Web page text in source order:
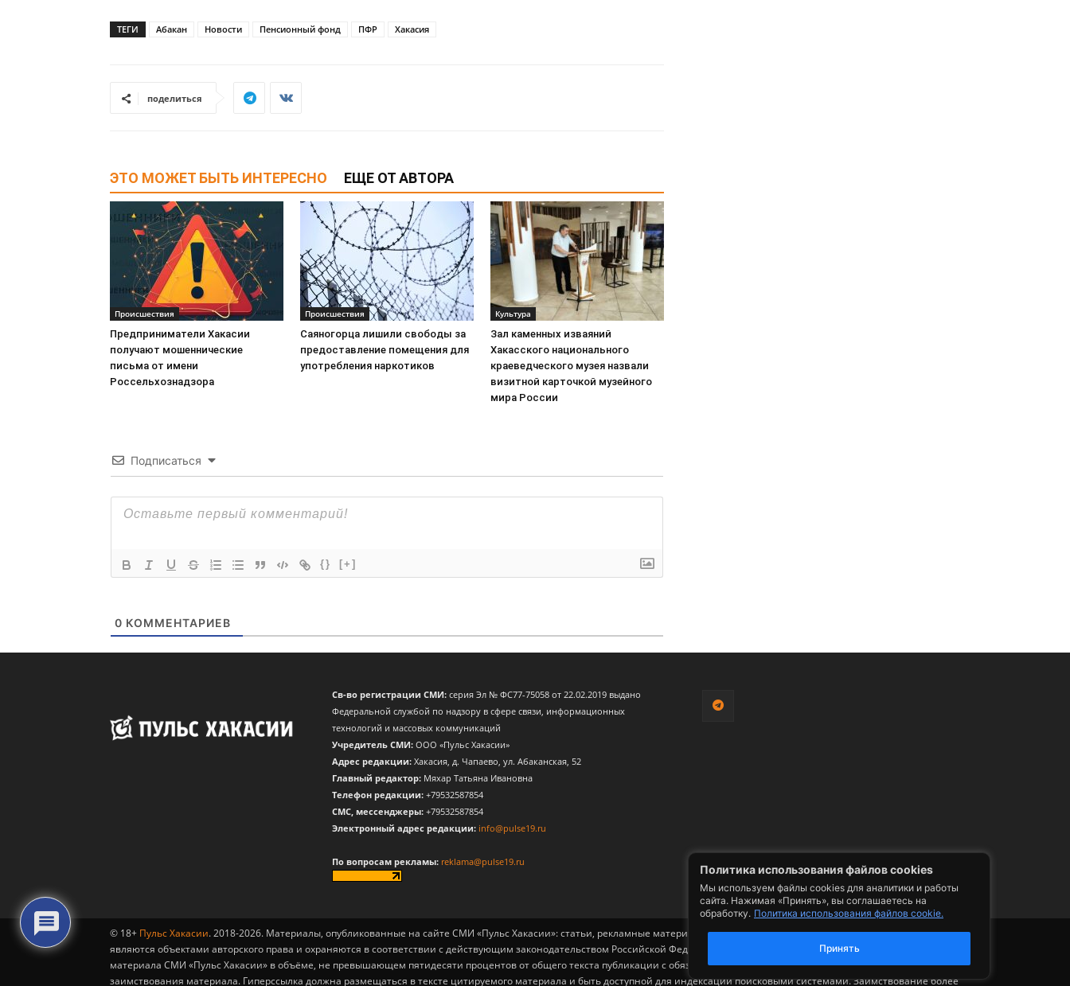
Политика использования файлов cookies
Мы используем файлы cookies для аналитики и работы
сайта. Нажимая «Принять», вы соглашаетесь на
обработку. Политика использования файлов cookie.
Принять
ТЕГИ Абакан Новости Пенсионный фонд ПФР Хакасия
поделиться
ЭТО МОЖЕТ БЫТЬ ИНТЕРЕСНО ЕЩЕ ОТ АВТОРА
Происшествия
Предприниматели Хакасии
получают мошеннические
письма от имени
Россельхознадзора
Происшествия
Саяногорца лишили свободы за
предоставление помещения для
употребления наркотиков
Культура
Зал каменных изваяний
Хакасского национального
краеведческого музея назвали
визитной карточкой музейного
мира России
Подписаться
{} [+]
0 КОММЕНТАРИЕВ
Св-во регистрации СМИ: серия Эл № ФС77-75058 от 22.02.2019 выдано
Федеральной службой по надзору в сфере связи, информационных
технологий и массовых коммуникаций
Учредитель СМИ: ООО «Пульс Хакасии»
Адрес редакции: Хакасия, д. Чапаево, ул. Абаканская, 52
Главный редактор: Мяхар Татьяна Ивановна
Телефон редакции: +79532587854
CМС, мессенджеры: +79532587854
Электронный адрес редакции: info@pulse19.ru
По вопросам рекламы: reklama@pulse19.ru
© 18+ Пульс Хакасии. 2018-2026. Материалы, опубликованные на сайте СМИ «Пульс Хакасии»: статьи, рекламные материалы, фото, видео, телепрограммы и телепередачи -
являются объектами авторского права и охраняются в соответствии с действующим законодательством Российской Федерации. Допускается цитирование авторского
материала СМИ «Пульс Хакасии» в объёме, не превышающем пятидесяти процентов от общего текста публикации с обязательным размещением гиперссылки на страницу
заимствования материала. Гиперссылка должна размещаться в тексте цитируемого материала и быть доступной для индексации поисковыми системами. Заимствование более